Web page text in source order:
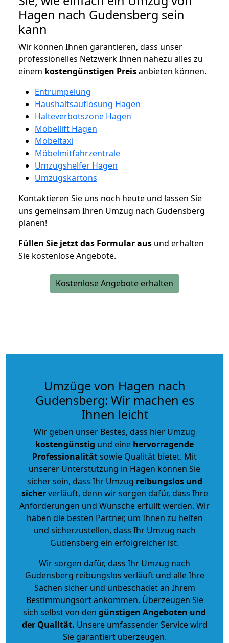
Hagen nach Gudensberg sein
kann
Wir können Ihnen garantieren, dass unser
professionelles Netzwerk Ihnen nahezu alles zu
einem kostengünstigen Preisanbieten können.
Entrümpelung
Haushaltsauflösung Hagen
Halteverbotszone Hagen
Möbellift Hagen
Möbeltaxi
Möbelmitfahrzentrale
Umzugshelfer Hagen
Umzugskartons
Kontaktieren Sie uns noch heute und lassen Sie
uns gemeinsam Ihren Umzug nach Gudensberg
planen!
Füllen Sie jetzt das Formular aus und erhalten
Sie kostenlose Angebote.
Kostenlose Angebote erhalten
Umzüge von Hagen nach
Gudensberg: Wir machen es
Ihnen leicht
Wir geben unser Bestes, dass hier Umzug
kostengünstig und eine hervorragende
Professionalitätsowie Qualität bietet. Mit
unserer Unterstützung in Hagen können Sie
sicher sein, dass Ihr Umzug reibungslos und
sicherverläuft, denn wir sorgen dafür, dass Ihre
Anforderungen und Wünsche erfüllt werden. Wir
haben die besten Partner, um Ihnen zu helfen
und sicherzustellen, dass Ihr Umzug nach
Gudensberg ein erfolgreicher ist.
Wir sorgen dafür, dass Ihr Umzug nach
Gudensberg reibungslos verläuft und alle Ihre
Sachen sicher und unbeschadet an Ihrem
Bestimmungsort ankommen. Überzeugen Sie
sich selbst von den günstigen Angeboten und
der Qualität. Unsere umfassender Service wird
Sie garantiert überzeugen.